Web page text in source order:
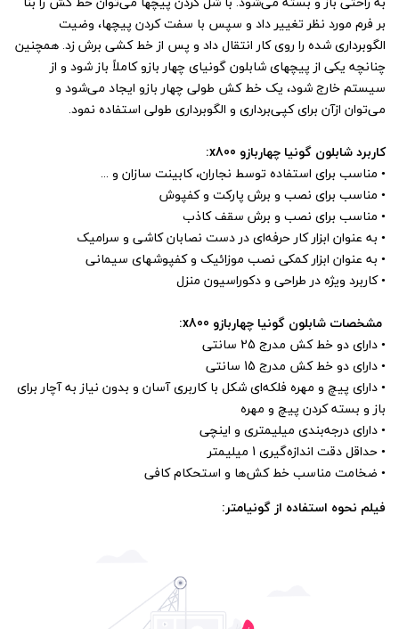
بر فرم مورد نظر تغییر داد و سپس با سفت کردن پیچها، وضیت
الگوبرداری شده را روی کار انتقال داد و پس از خط‌‌‌ کشی برش زد. همچنین
چنانچه یکی از پیچهای شابلون گونیای چهار بازو کاملاً باز شود و از
سیستم خارج شود، یک خط کش طولی چهار بازو ایجاد می‌شود و
می‌توان ازآن برای کپی‌برداری و الگوبرداری طولی استفاده نمود.
کاربرد شابلون گونیا چهاربازو x800:
• مناسب برای استفاده توسط نجاران، کابینت سازان و ...
• مناسب برای نصب و برش پارکت و کفپوش
• مناسب برای نصب و برش سقف کاذب
• به عنوان ابزار کار حرفه‌ای در دست نصابان کاشی و سرامیک
• به عنوان ابزار کمکی نصب موزائیک و کفپوشهای سیمانی
•کاربرد ویژه در طراحی و دکوراسیون منزل
مشخصات شابلون گونیا چهاربازو x800:
•دارای دو خط کش مدرج 25 سانتی
•دارای دو خط کش مدرج 15 سانتی
•دارای پیچ و مهره فلکه‌ای شکل با کاربری آسان و بدون نیاز به آچار برای
باز و بسته کردن پیچ و مهره
•دارای درجه‌بندی میلیمتری و اینچی
•حداقل دقت اندازه‌گیری 1 میلیمتر
• ضخامت مناسب خط کش‌ها و استحکام کافی
فیلم نحوه استفاده از گونیامتر: